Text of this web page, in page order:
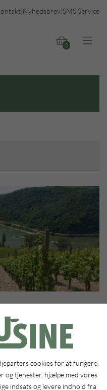
|Nyhedsbrev|SMS Service


0
på
sig til Dansk Limousine
Luxembourg & Rhinen
cookies for at fungere,
og tjenester, hjælpe med vores
indsats og levere indhold fra